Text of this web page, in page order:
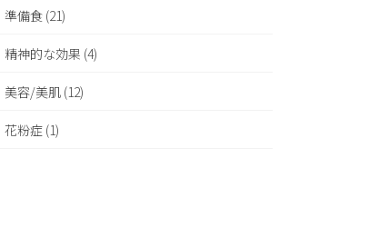
準備食 (21)
精神的な効果 (4)
美容/美肌 (12)
花粉症 (1)